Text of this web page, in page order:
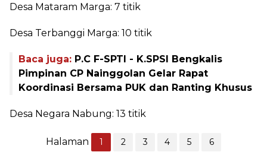
Desa Mataram Marga: 7 titik
Desa Terbanggi Marga: 10 titik
Baca juga: P.C F-SPTI - K.SPSI Bengkalis
Pimpinan CP Nainggolan Gelar Rapat
Koordinasi Bersama PUK dan Ranting Khusus
Desa Negara Nabung: 13 titik
Halaman 1 2 3 4 5 6